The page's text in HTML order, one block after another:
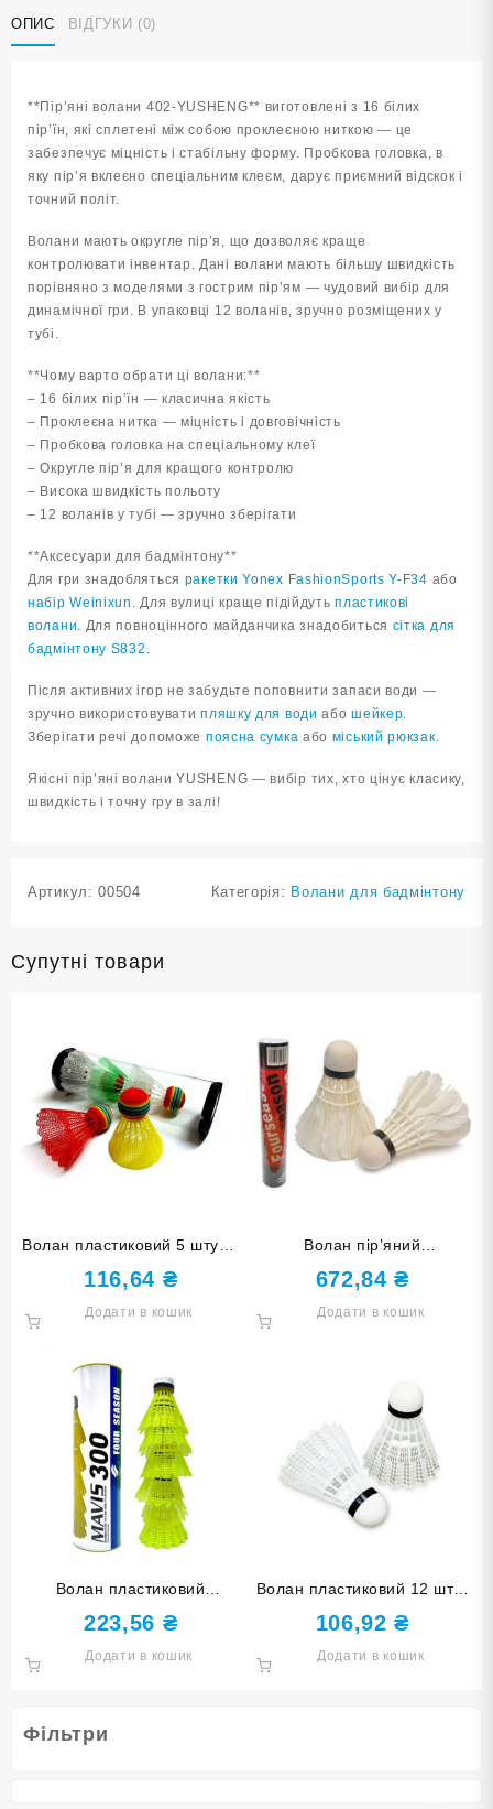
Фільтри
штук
в
ОПИС ВІДГУКИ (0)
**Пір’яні волани 402-YUSHENG** виготовлені з 16 білих
пір’їн, які сплетені між собою проклеєною ниткою — це
забезпечує міцність і стабільну форму. Пробкова головка, в
яку пір’я вклеєно спеціальним клеєм, дарує приємний відскок і
точний політ.
Волани мають округле пір’я, що дозволяє краще
контролювати інвентар. Дані волани мають більшу швидкість
порівняно з моделями з гострим пір’ям — чудовий вибір для
динамічної гри. В упаковці 12 воланів, зручно розміщених у
тубі.
**Чому варто обрати ці волани:**
– 16 білих пір’їн — класична якість
– Проклеєна нитка — міцність і довговічність
– Пробкова головка на спеціальному клеї
– Округле пір’я для кращого контролю
– Висока швидкість польоту
– 12 воланів у тубі — зручно зберігати
**Аксесуари для бадмінтону**
Для гри знадобляться ракетки Yonex FashionSports Y-F34 або
набір Weinixun . Для вулиці краще підійдутьпластикові
волани. Для повноцінного майданчика знадобиться сітка для
бадмінтону S832 .
Після активних ігор не забудьте поповнити запаси води —
зручно використовуватипляшку для води абошейкер.
Зберігати речі допоможе поясна сумка або міський рюкзак.
Якісні пір’яні волани YUSHENG — вибір тих, хто цінує класику,
швидкість і точну гру в залі!
Артикул:00504 Категорія: Волани для бадмінтону
Супутні товари
Волан пластиковий 5 штук в
упаковці SY-5C
116,64 ₴
Додати в кошик
Волан пір’яний
FOURSEASON 12 штук в
упаковці 400
672,84₴
Додати в кошик
Волан пластиковий
FOURSEASON 6 штук в
упаковці M-300
223,56 ₴
Додати в кошик
Волан пластиковий 12 штук
в упаковці BO-9
106,92₴
Додати в кошик